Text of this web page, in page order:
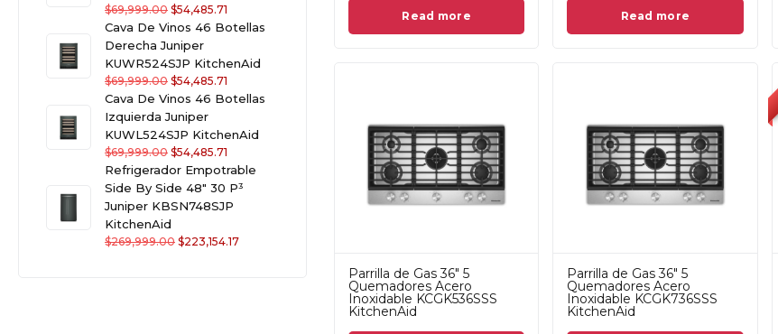
$69,999.00 $54,485.71
Cava De Vinos 46 Botellas
Derecha Juniper
KUWR524SJP KitchenAid
$69,999.00 $54,485.71
Cava De Vinos 46 Botellas
Izquierda Juniper
KUWL524SJP KitchenAid
$69,999.00 $54,485.71
Refrigerador Empotrable
Side By Side 48" 30 P³
Juniper KBSN748SJP
KitchenAid
$269,999.00 $223,154.17
Read more Read more
Parrilla de Gas 36" 5
Quemadores Acero
Inoxidable KCGK536SSS
KitchenAid
Parrilla de Gas 36" 5
Quemadores Acero
Inoxidable KCGK736SSS
KitchenAid